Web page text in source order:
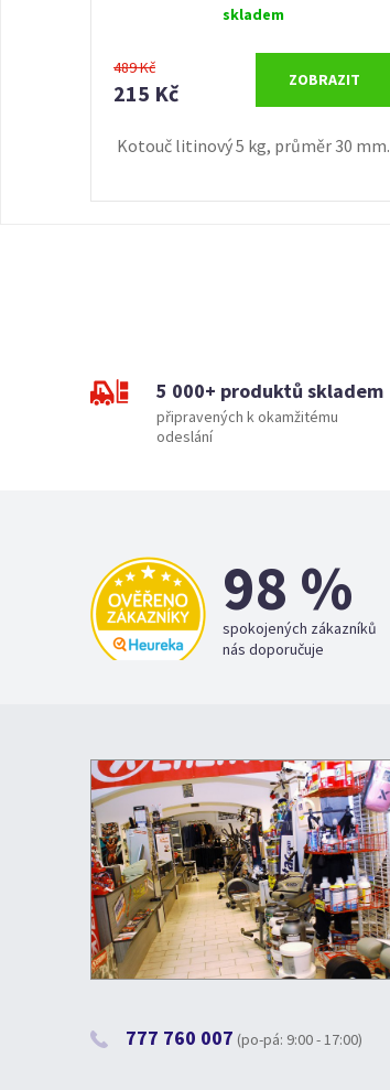
skladem
489 Kč
215 Kč
ZOBRAZIT
Kotouč litinový 5 kg, průměr 30 mm.
5 000+ produktů skladem
připravených k okamžitému
odeslání
98 %
spokojených zákazníků
nás doporučuje
777 760 007 (po-pá: 9:00 - 17:00)